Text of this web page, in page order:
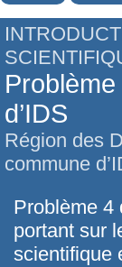
d’IDS
Région des
commune
Problème 4
portant sur
scientifique